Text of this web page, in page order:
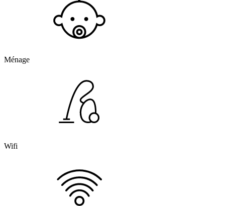
Ménage
Wifi